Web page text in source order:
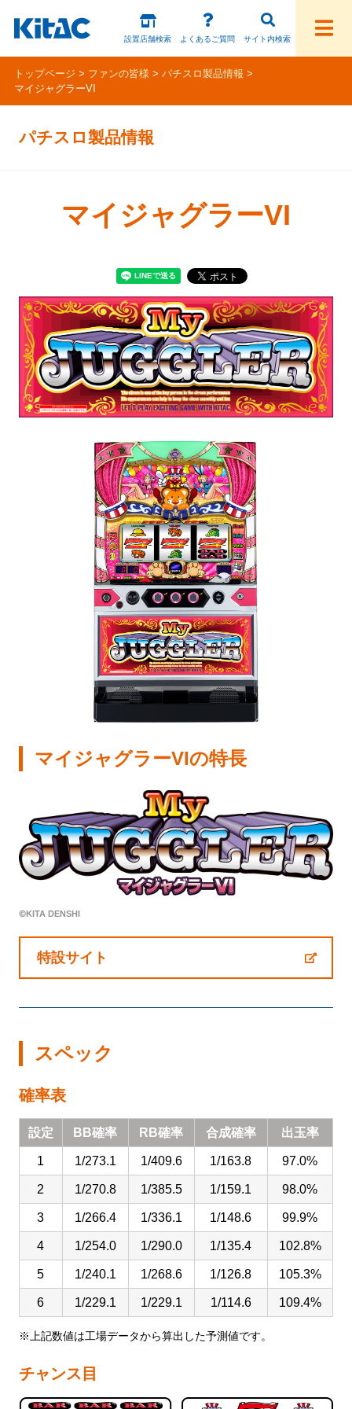
設置店舗検索 よくあるご質問 サイト内検索
ホール様向け製品
パチスロ検定情報
ボルフォースシリーズ
GOGO! Wi-Fiシリーズ
キタッククラウドシリーズ
周辺機器
北電子製品販売ネットワーク
システムサポート
印刷製本機器
ファンの皆様
Kitac iD
株式会社北電子
株式会社ゼクロスクリエイティブ
株式会社キタック販売
北電子製品販売ネットワーク
採用情報
企業活動
企業活動
SDGs
設定
お楽しみ機能
左側メニュー
トップページ ファンの皆様
パチスロ製品情報
マイジャグラーVI
パチスロ製品情報
マイジャグラーVI
マイジャグラーVIの特長
©︎KITA DENSHI
特設サイト
スペック
確率表
設定 BB確率 RB確率 合成確率 出玉率
1 1/273.1 1/409.6 1/163.8 97.0%
2 1/270.8 1/385.5 1/159.1 98.0%
3 1/266.4 1/336.1 1/148.6 99.9%
4 1/254.0 1/290.0 1/135.4 102.8%
5 1/240.1 1/268.6 1/126.8 105.3%
6 1/229.1 1/229.1 1/114.6 109.4%
※上記数値は工場データから算出した予測値です。
チャンス目